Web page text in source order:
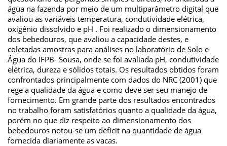
água na fazenda por meio de um multiparâmetro digital que
avaliou as variáveis temperatura, condutividade elétrica,
oxigênio dissolvido e pH . Foi realizado o dimensionamento
dos bebedouros, que avaliou a capacidade destes, e
coletadas amostras para análises no laboratório de Solo e
Água do IFPB- Sousa, onde se foi avaliada pH, condutividade
elétrica, dureza e sólidos totais. Os resultados obtidos foram
confrontados principalmente com dados do NRC (2001) que
rege a qualidade da água e como deve ser seu manejo de
fornecimento. Em grande parte dos resultados encontrados
no trabalho foram satisfatórios quanto a qualidade da água,
porém no que diz respeito ao dimensionamento dos
bebedouros notou-se um déficit na quantidade de água
fornecida diariamente as vacas.